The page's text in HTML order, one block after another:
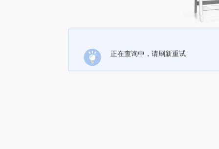
正在查询中，请刷新重试